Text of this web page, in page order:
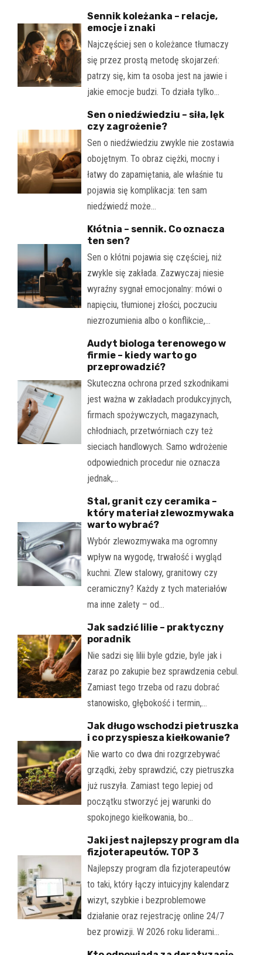
Sennik koleżanka – relacje,
emocje i znaki
Najczęściej sen o koleżance tłumaczy
się przez prostą metodę skojarzeń:
patrzy się, kim ta osoba jest na jawie i
jakie emocje budzi. To działa tylko…
Sen o niedźwiedziu – siła, lęk
czy zagrożenie?
Sen o niedźwiedziu zwykle nie zostawia
obojętnym. To obraz ciężki, mocny i
łatwy do zapamiętania, ale właśnie tu
pojawia się komplikacja: ten sam
niedźwiedź może…
Kłótnia – sennik. Co oznacza
ten sen?
Sen o kłótni pojawia się częściej, niż
zwykle się zakłada. Zazwyczaj niesie
wyraźny sygnał emocjonalny: mówi o
napięciu, tłumionej złości, poczuciu
niezrozumienia albo o konflikcie,…
Audyt biologa terenowego w
firmie – kiedy warto go
przeprowadzić?
Skuteczna ochrona przed szkodnikami
jest ważna w zakładach produkcyjnych,
firmach spożywczych, magazynach,
chłodniach, przetwórniach czy też
sieciach handlowych. Samo wdrożenie
odpowiednich procedur nie oznacza
jednak,…
Stal, granit czy ceramika –
który materiał zlewozmywaka
warto wybrać?
Wybór zlewozmywaka ma ogromny
wpływ na wygodę, trwałość i wygląd
kuchni. Zlew stalowy, granitowy czy
ceramiczny? Każdy z tych materiałów
ma inne zalety – od…
Jak sadzić lilie – praktyczny
poradnik
Nie sadzi się lilii byle gdzie, byle jak i
zaraz po zakupie bez sprawdzenia cebul.
Zamiast tego trzeba od razu dobrać
stanowisko, głębokość i termin,…
Jak długo wschodzi pietruszka
i co przyspiesza kiełkowanie?
Nie warto co dwa dni rozgrzebywać
grządki, żeby sprawdzić, czy pietruszka
już ruszyła. Zamiast tego lepiej od
początku stworzyć jej warunki do
spokojnego kiełkowania, bo…
Jaki jest najlepszy program dla
fizjoterapeutów. TOP 3
Najlepszy program dla fizjoterapeutów
to taki, który łączy intuicyjny kalendarz
wizyt, szybkie i bezproblemowe
działanie oraz rejestrację online 24/7
bez prowizji. W 2026 roku liderami…